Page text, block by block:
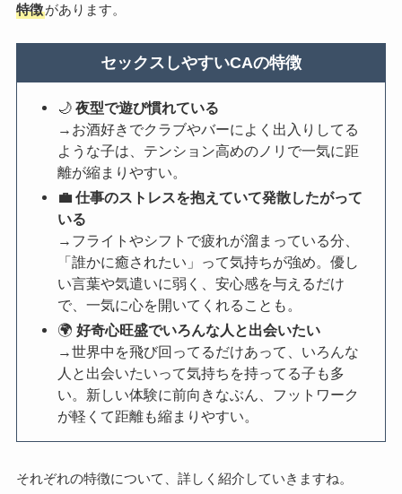
特徴があります。
セックスしやすいCAの特徴
🌙夜型で遊び慣れている
→お酒好きでクラブやバーによく出入りしてる
ような子は、テンション高めのノリで一気に距
離が縮まりやすい。
💼 仕事のストレスを抱えていて発散したがって
いる
→フライトやシフトで疲れが溜まっている分、
「誰かに癒されたい」って気持ちが強め。優し
い言葉や気遣いに弱く、安心感を与えるだけ
で、一気に心を開いてくれることも。
🌍好奇心旺盛でいろんな人と出会いたい
→世界中を飛び回ってるだけあって、いろんな
人と出会いたいって気持ちを持ってる子も多
い。新しい体験に前向きなぶん、フットワーク
が軽くて距離も縮まりやすい。
それぞれの特徴について、詳しく紹介していきますね。